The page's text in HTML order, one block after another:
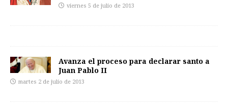
viernes 5 de julio de 2013
Avanza el proceso para declarar santo a
Juan Pablo II
martes 2 de julio de 2013